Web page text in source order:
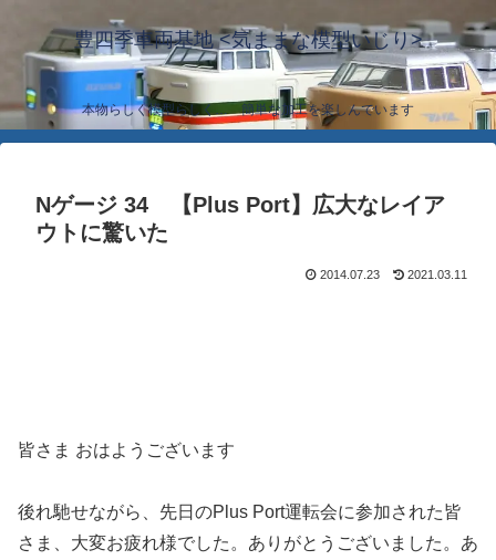
豊四季車両基地 <気ままな模型いじり>
本物らしく模型らしく… 簡単な加工を楽しんでいます
Nゲージ 34 【Plus Port】広大なレイア
ウトに驚いた
2014.07.23 2021.03.11
皆さま おはようございます
後れ馳せながら、先日のPlus Port運転会に参加された皆
さま、大変お疲れ様でした。ありがとうございました。あ